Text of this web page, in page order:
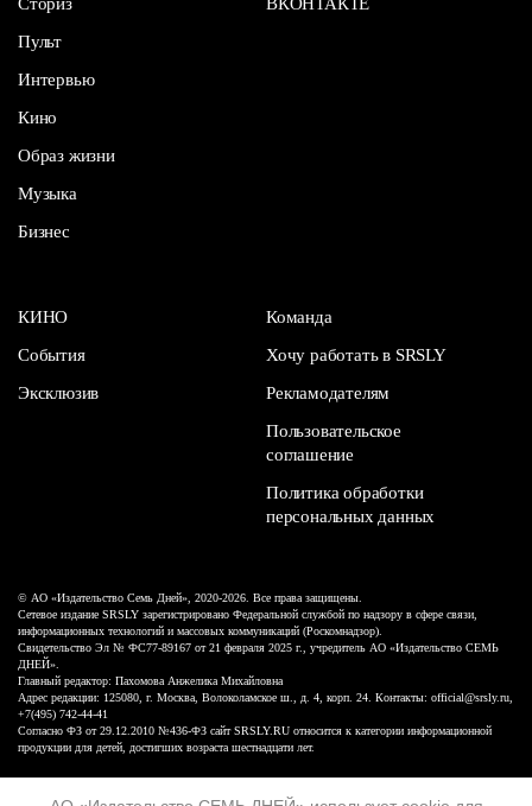
Пульт
Интервью
Кино
Образ жизни
Музыка
Бизнес
КИНО
События
Эксклюзив
Команда
Хочу работать в SRSLY
Рекламодателям
Пользовательское
соглашение
Политика обработки
персональных данных
© АО «Издательство Семь Дней», 2020-2026. Все права защищены.
Сетевое издание SRSLY зарегистрировано Федеральной службой по надзору в сфере связи,
информационных технологий и массовых коммуникаций (Роскомнадзор).
Свидетельство Эл № ФС77-89167 от 21 февраля 2025 г., учредитель АО «Издательство СЕМЬ
ДНЕЙ».
Главный редактор: Пахомова Анжелика Михайловна
Адрес редакции: 125080, г. Москва, Волоколамское ш., д. 4, корп. 24. Контакты: official@srsly.ru,
+7(495) 742-44-41
Согласно ФЗ от 29.12.2010 №436-ФЗ сайт SRSLY.RU относится к категории информационной
продукции для детей, достигших возраста шестнадцати лет.